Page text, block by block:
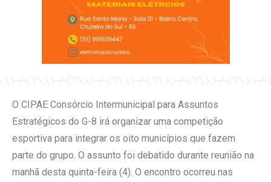
O CIPAE Consórcio Intermunicipal para Assuntos
Estratégicos do G-8 irá organizar uma competição
esportiva para integrar os oito municípios que fazem
parte do grupo. O assunto foi debatido durante reunião na
manhã desta quinta-feira (4). O encontro ocorreu nas